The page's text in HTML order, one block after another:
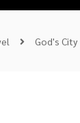
God's City